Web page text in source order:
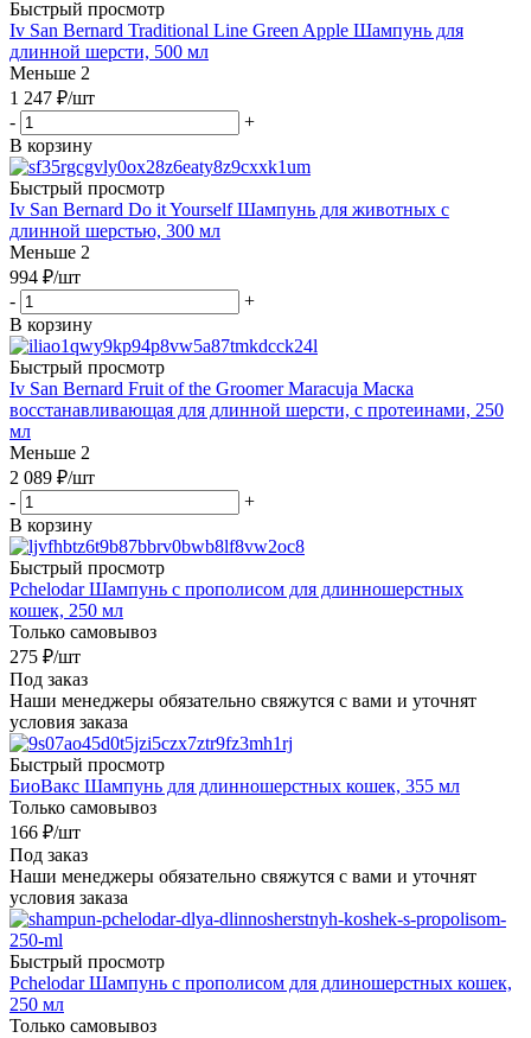
Быстрый просмотр
Iv San Bernard Traditional Line Green Apple Шампунь для
длинной шерсти, 500 мл
Меньше 2
1 247 ₽/шт
-
+
В корзину
Быстрый просмотр
Iv San Bernard Do it Yourself Шампунь для животных с
длинной шерстью, 300 мл
Меньше 2
994 ₽/шт
-
+
В корзину
Быстрый просмотр
Iv San Bernard Fruit of the Groomer Maracuja Маска
восстанавливающая для длинной шерсти, с протеинами, 250
мл
Меньше 2
2 089 ₽/шт
-
+
В корзину
Быстрый просмотр
Pchelodar Шампунь с прополисом для длинношерстных
кошек, 250 мл
Только самовывоз
275 ₽/шт
Под заказ
Наши менеджеры обязательно свяжутся с вами и уточнят
условия заказа
Быстрый просмотр
БиоВакс Шампунь для длинношерстных кошек, 355 мл
Только самовывоз
166 ₽/шт
Под заказ
Наши менеджеры обязательно свяжутся с вами и уточнят
условия заказа
Быстрый просмотр
Pchelodar Шампунь с прополисом для длиношерстных кошек,
250 мл
Только самовывоз